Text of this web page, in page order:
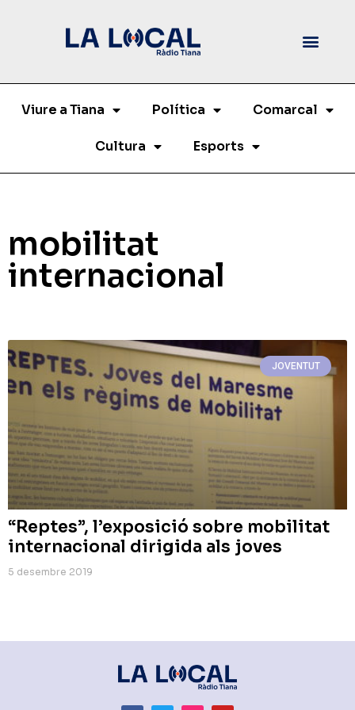
Viure a Tiana Política Comarcal
Cultura Esports
mobilitat
internacional
JOVENTUT
“Reptes”, l’exposició sobre mobilitat
internacional dirigida als joves
5 desembre 2019